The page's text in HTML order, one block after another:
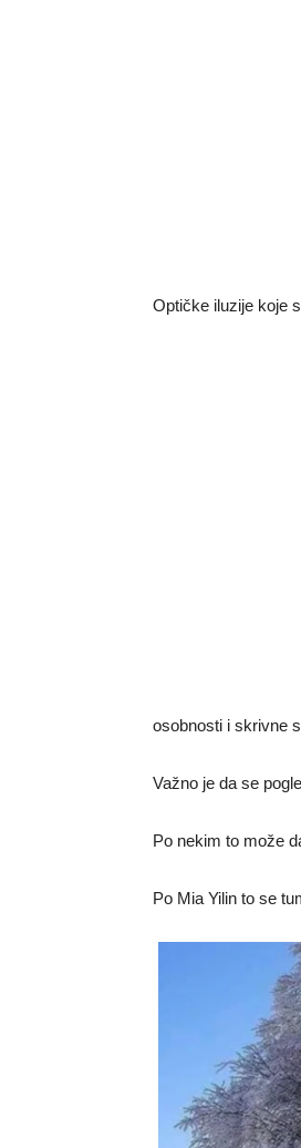
Optičke iluzije koje
osobnosti i skrivne
Važno je da se
Po nekim to može
Po Mia Yilin to se